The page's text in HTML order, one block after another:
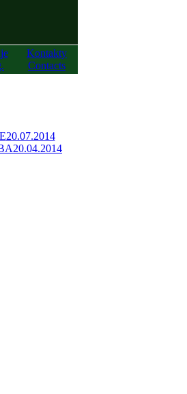
Kontakty
Contacts
20.07.2014
20.04.2014